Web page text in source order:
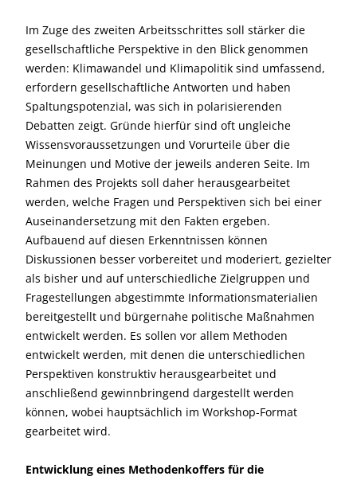
Im Zuge des zweiten Arbeitsschrittes soll stärker die
gesellschaftliche Perspektive in den Blick genommen
werden: Klimawandel und Klimapolitik sind umfassend,
erfordern gesellschaftliche Antworten und haben
Spaltungspotenzial, was sich in polarisierenden
Debatten zeigt. Gründe hierfür sind oft ungleiche
Wissensvoraussetzungen und Vorurteile über die
Meinungen und Motive der jeweils anderen Seite. Im
Rahmen des Projekts soll daher herausgearbeitet
werden, welche Fragen und Perspektiven sich bei einer
Auseinandersetzung mit den Fakten ergeben.
Aufbauend auf diesen Erkenntnissen können
Diskussionen besser vorbereitet und moderiert, gezielter
als bisher und auf unterschiedliche Zielgruppen und
Fragestellungen abgestimmte Informationsmaterialien
bereitgestellt und bürgernahe politische Maßnahmen
entwickelt werden. Es sollen vor allem Methoden
entwickelt werden, mit denen die unterschiedlichen
Perspektiven konstruktiv herausgearbeitet und
anschließend gewinnbringend dargestellt werden
können, wobei hauptsächlich im Workshop-Format
gearbeitet wird.
Entwicklung eines Methodenkoffers für die